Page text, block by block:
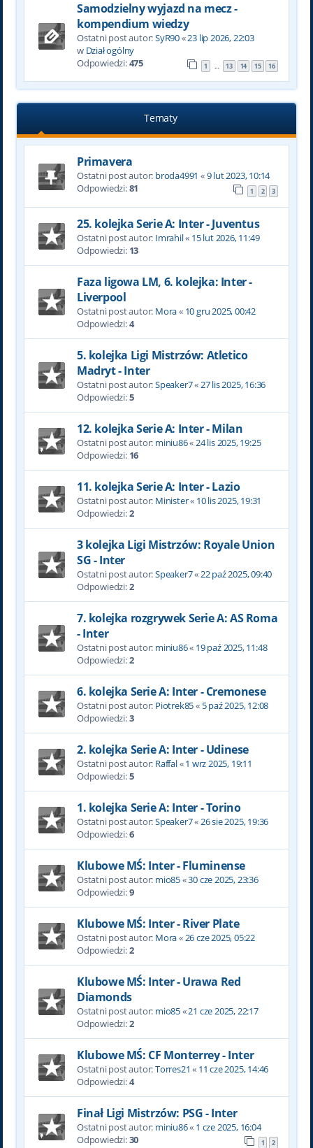
Samodzielny wyjazd na mecz -
kompendium wiedzy
Ostatni post autor:SyR90«23 lip 2026, 22:03
w Dział ogólny
Odpowiedzi:475 1 … 13 14 15 16
Tematy
Primavera
Ostatni post autor: broda4991 «9 lut 2023, 10:14
Odpowiedzi:81 1 2 3
25. kolejka Serie A: Inter - Juventus
Ostatni post autor: Imrahil« 15 lut 2026, 11:49
Odpowiedzi: 13
Faza ligowa LM, 6. kolejka: Inter -
Liverpool
Ostatni post autor: Mora« 10 gru 2025, 00:42
Odpowiedzi:4
5. kolejka Ligi Mistrzów: Atletico
Madryt - Inter
Ostatni post autor:Speaker7«27 lis 2025, 16:36
Odpowiedzi:5
12. kolejka Serie A: Inter - Milan
Ostatni post autor: miniu86«24 lis 2025, 19:25
Odpowiedzi: 16
11. kolejka Serie A: Inter - Lazio
Ostatni post autor: Minister« 10 lis 2025, 19:31
Odpowiedzi:2
3 kolejka Ligi Mistrzów: Royale Union
SG - Inter
Ostatni post autor:Speaker7«22 paź 2025, 09:40
Odpowiedzi:2
7. kolejka rozgrywek Serie A: AS Roma
- Inter
Ostatni post autor: miniu86« 19 paź 2025, 11:48
Odpowiedzi:2
6. kolejka Serie A: Inter - Cremonese
Ostatni post autor: Piotrek85« 5 paź 2025, 12:08
Odpowiedzi:3
2. kolejka Serie A: Inter - Udinese
Ostatni post autor: Raffal«1 wrz 2025, 19:11
Odpowiedzi:5
1. kolejka Serie A: Inter - Torino
Ostatni post autor:Speaker7«26 sie 2025, 19:36
Odpowiedzi:6
Klubowe MŚ: Inter - Fluminense
Ostatni post autor: mio85«30 cze 2025, 23:36
Odpowiedzi:9
Klubowe MŚ: Inter - River Plate
Ostatni post autor: Mora«26 cze 2025, 05:22
Odpowiedzi:2
Klubowe MŚ: Inter - Urawa Red
Diamonds
Ostatni post autor: mio85«21 cze 2025, 22:17
Odpowiedzi:2
Klubowe MŚ: CF Monterrey - Inter
Ostatni post autor:Torres21 « 11 cze 2025, 14:46
Odpowiedzi:4
Finał Ligi Mistrzów: PSG - Inter
Ostatni post autor: miniu86« 1 cze 2025, 16:04
Odpowiedzi:30 1 2